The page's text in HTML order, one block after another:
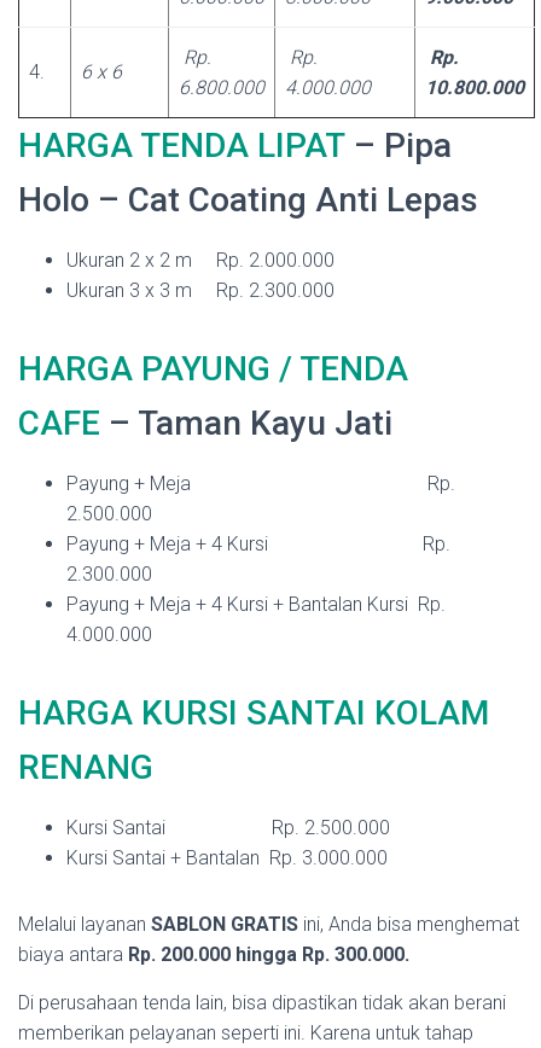
4. 6 x 6
Rp.
6.800.000
Rp.
4.000.000
Rp.
10.800.000
HARGA TENDA LIPAT – Pipa
Holo – Cat Coating Anti Lepas
Ukuran 2 x 2 m Rp. 2.000.000
Ukuran 3 x 3 m Rp. 2.300.000
HARGA PAYUNG / TENDA
CAFE – Taman Kayu Jati
Payung + Meja Rp.
2.500.000
Payung + Meja + 4 Kursi Rp.
2.300.000
Payung + Meja + 4 Kursi + Bantalan Kursi Rp.
4.000.000
HARGA KURSI SANTAI KOLAM
RENANG
Kursi Santai Rp. 2.500.000
Kursi Santai + Bantalan Rp. 3.000.000
Melalui layanan SABLON GRATIS ini, Anda bisa menghemat
biaya antara Rp. 200.000 hingga Rp. 300.000.
Di perusahaan tenda lain, bisa dipastikan tidak akan berani
memberikan pelayanan seperti ini. Karena untuk tahap